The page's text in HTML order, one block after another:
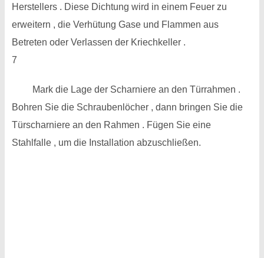
Herstellers . Diese Dichtung wird in einem Feuer zu
erweitern , die Verhütung Gase und Flammen aus
Betreten oder Verlassen der Kriechkeller .
7
Mark die Lage der Scharniere an den Türrahmen .
Bohren Sie die Schraubenlöcher , dann bringen Sie die
Türscharniere an den Rahmen . Fügen Sie eine
Stahlfalle , um die Installation abzuschließen.